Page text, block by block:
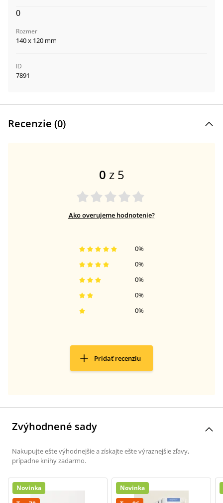
0
Rozmer
140 x 120 mm
ID
7891
Recenzie (0)
0 z 5
Ako overujeme hodnotenie?
0%
0%
0%
0%
0%
Pridať recenziu
Zvýhodnené sady
Nakupujte ešte výhodnejšie a získajte ešte výraznejšie zľavy,
prípadne knihy zadarmo.
Novinka
Novinka